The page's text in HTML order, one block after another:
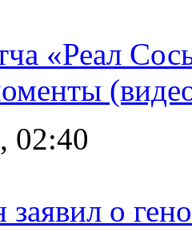
«Реал
02:40
о